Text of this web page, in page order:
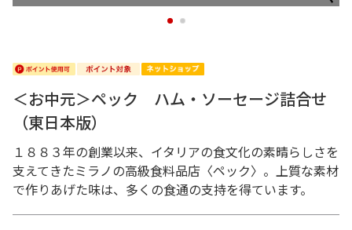
1 2
＜お中元＞ペック ハム・ソーセージ詰合せ
（東日本版）
１８８３年の創業以来、イタリアの食文化の素晴らしさを
支えてきたミラノの高級食料品店〈ペック〉。上質な素材
で作りあげた味は、多くの食通の支持を得ています。